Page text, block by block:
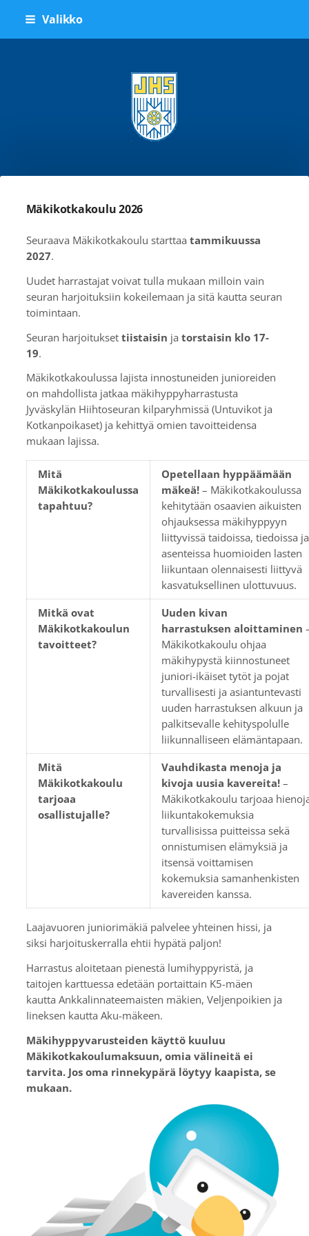
Siirry
Valikko
Jyväskylän Hiihtoseura ry
Mäkikotkakoulu 2026
Seuraava Mäkikotkakoulu starttaa tammikuussa
2027.
Uudet harrastajat voivat tulla mukaan milloin vain
seuran harjoituksiin kokeilemaan ja sitä kautta seuran
toimintaan.
Seuran harjoitukset tiistaisin ja torstaisin klo 17-
19.
Mäkikotkakoulussa lajista innostuneiden junioreiden
on mahdollista jatkaa mäkihyppyharrastusta
Jyväskylän Hiihtoseuran kilparyhmissä (Untuvikot ja
Kotkanpoikaset) ja kehittyä omien tavoitteidensa
mukaan lajissa.
Mitä
Mäkikotkakoulussa
tapahtuu?
Opetellaan hyppäämään
mäkeä!– Mäkikotkakoulussa
kehitytään osaavien aikuisten
ohjauksessa mäkihyppyyn
liittyvissä taidoissa, tiedoissa ja
asenteissa huomioiden lasten
liikuntaan olennaisesti liittyvä
kasvatuksellinen ulottuvuus.
Mitkä ovat
Mäkikotkakoulun
tavoitteet?
Uuden kivan
harrastuksen aloittaminen
Mäkikotkakoulu ohjaa
mäkihypystä kiinnostuneet
juniori-ikäiset tytöt ja pojat
turvallisesti ja asiantuntevasti
uuden harrastuksen alkuun ja
palkitsevalle kehityspolulle
liikunnalliseen elämäntapaan.
Mitä
Mäkikotkakoulu
tarjoaa
osallistujalle?
Vauhdikasta menoja ja
kivoja uusia kavereita!–
Mäkikotkakoulu tarjoaa
liikuntakokemuksia
turvallisissa puitteissa sekä
onnistumisen elämyksiä ja
itsensä voittamisen
kokemuksia samanhenkisten
kavereiden kanssa.
Laajavuoren juniorimäkiä palvelee yhteinen hissi, ja
siksi harjoituskerralla ehtii hypätä paljon!
Harrastus aloitetaan pienestä lumihyppyristä, ja
taitojen karttuessa edetään portaittain K5-mäen
kautta Ankkalinnateemaisten mäkien, Veljenpoikien ja
Iineksen kautta Aku-mäkeen.
Mäkihyppyvarusteiden käyttö kuuluu
Mäkikotkakoulumaksuun, omia välineitä ei
tarvita. Jos oma rinnekypärä löytyy kaapista, se
mukaan.